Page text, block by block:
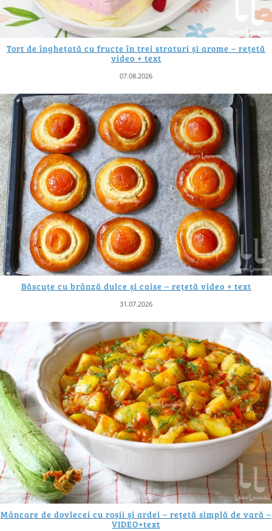
Tort de înghețată cu fructe în trei straturi și arome – rețetă
video + text
07.08.2026
Băscuțe cu brânză dulce și caise – rețetă video + text
31.07.2026
Mâncare de dovlecei cu roșii și ardei – rețetă simplă de vară –
VIDEO+text